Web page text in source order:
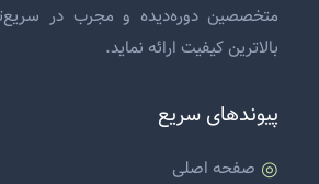
متخصصین دوره‌دیده و مجرب در
بالاترین کیفیت ارائه نماید.
پیوندهای سریع
صفحه اصلی